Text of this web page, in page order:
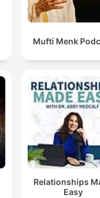
Mufti Menk
Relationships
Easy